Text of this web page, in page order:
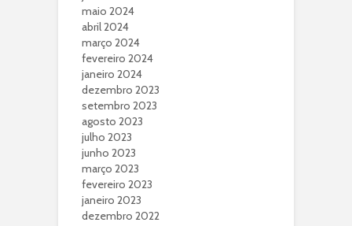
maio 2024
abril 2024
março 2024
fevereiro 2024
janeiro 2024
dezembro 2023
setembro 2023
agosto 2023
julho 2023
junho 2023
março 2023
fevereiro 2023
janeiro 2023
dezembro 2022